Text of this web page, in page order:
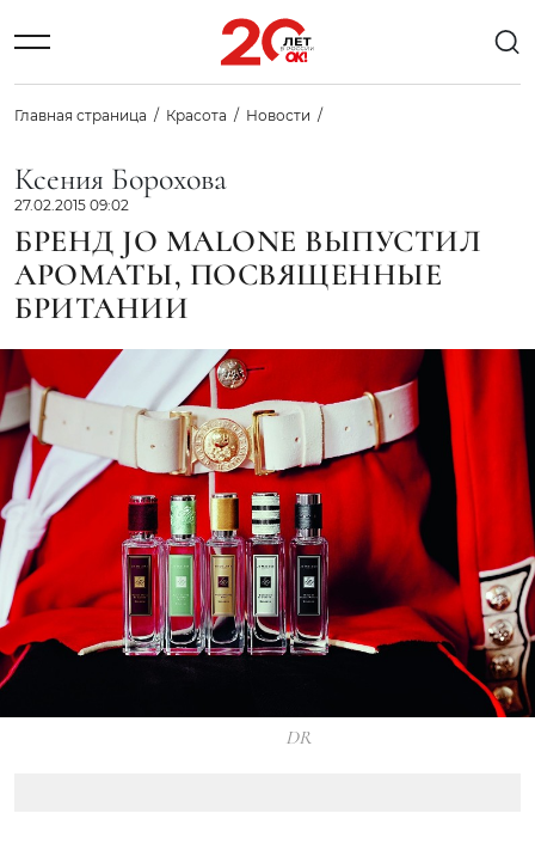
Главная страница Красота Новости
Ксения Борохова
27.02.2015 09:02
БРЕНД JO MALONE ВЫПУСТИЛ
АРОМАТЫ, ПОСВЯЩЕННЫЕ
БРИТАНИИ
DR